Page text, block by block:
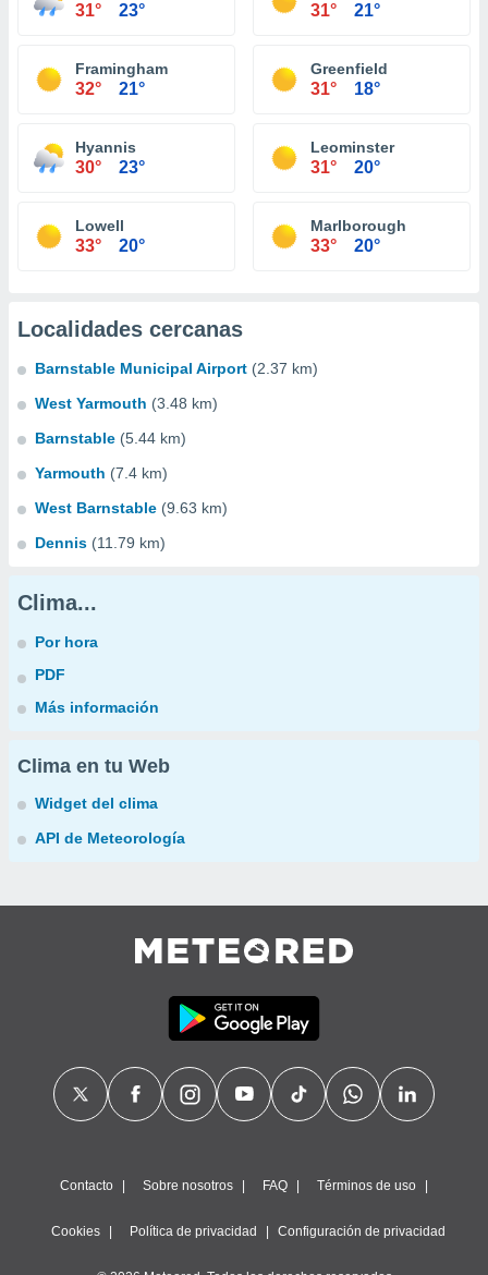
31° 23° 31° 21°
Framingham
32° 21°
Greenfield
31° 18°
Hyannis
30° 23°
Leominster
31° 20°
Lowell
33° 20°
Marlborough
33° 20°
Localidades cercanas
Barnstable Municipal Airport (2.37 km)
West Yarmouth (3.48 km)
Barnstable (5.44 km)
Yarmouth (7.4 km)
West Barnstable (9.63 km)
Dennis (11.79 km)
Clima...
Por hora
PDF
Más información
Clima en tu Web
Widget del clima
API de Meteorología
Contacto Sobre nosotros FAQ Términos de uso
Cookies Política de privacidad Configuración de privacidad